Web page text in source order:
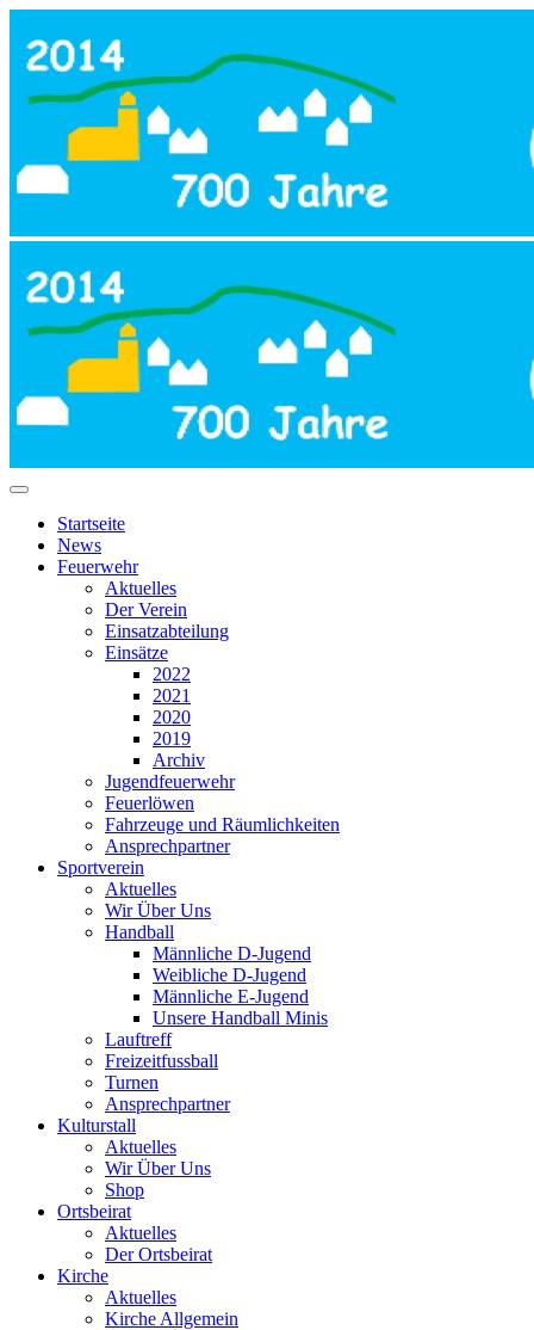
Startseite
News
Feuerwehr
Aktuelles
Der Verein
Einsatzabteilung
Einsätze
2022
2021
2020
2019
Archiv
Jugendfeuerwehr
Feuerlöwen
Fahrzeuge und Räumlichkeiten
Ansprechpartner
Sportverein
Aktuelles
Wir Über Uns
Handball
Männliche D-Jugend
Weibliche D-Jugend
Männliche E-Jugend
Unsere Handball Minis
Lauftreff
Freizeitfussball
Turnen
Ansprechpartner
Kulturstall
Aktuelles
Wir Über Uns
Shop
Ortsbeirat
Aktuelles
Der Ortsbeirat
Kirche
Aktuelles
Kirche Allgemein